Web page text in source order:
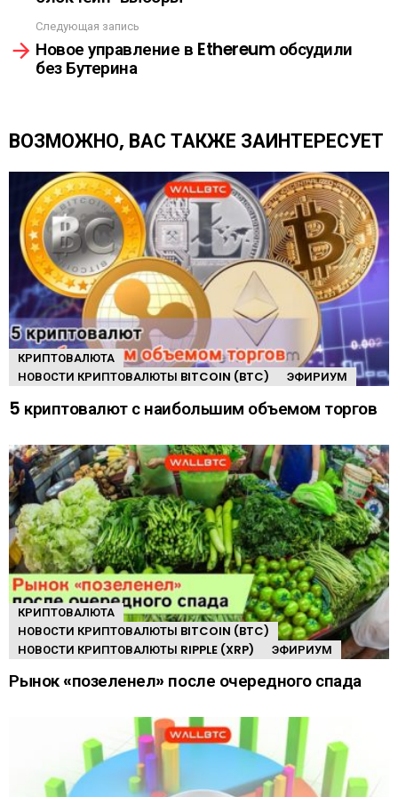
А
е
щ
Следующая запись
Новое управление в Ethereum обсудили
без Бутерина
ВОЗМОЖНО, ВАС ТАКЖЕ ЗАИНТЕРЕСУЕТ
КРИПТОВАЛЮТА
НОВОСТИ КРИПТОВАЛЮТЫ BITCOIN (BTC)
ЭФИРИУМ
5 криптовалют с наибольшим объемом торгов
КРИПТОВАЛЮТА
НОВОСТИ КРИПТОВАЛЮТЫ BITCOIN (BTC)
НОВОСТИ КРИПТОВАЛЮТЫ RIPPLE (XRP)
ЭФИРИУМ
Рынок «позеленел» после очередного спада